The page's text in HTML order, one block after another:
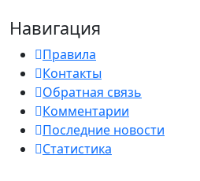
Навигация
Правила
Контакты
Обратная связь
Комментарии
Последние новости
Статистика